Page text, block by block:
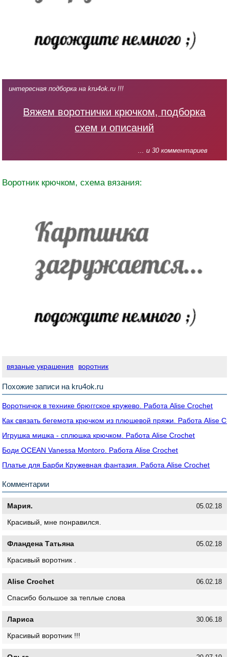
интересная подборка на kru4ok.ru !!!
Вяжем воротнички крючком, подборка
схем и описаний
... и 30 комментариев
Воротник крючком, схема вязания:
вязаные украшения воротник
Похожие записи на kru4ok.ru
Воротничок в технике брюггское кружево. Работа Alise Crochet
Как связать бегемота крючком из плюшевой пряжи. Работа Alise
Игрушка мишка - сплюшка крючком. Работа Alise Crochet
Боди OCEAN Vanessa Montoro. Работа Alise Crochet
Платье для Барби Кружевная фантазия. Работа Alise Crochet
Комментарии
Мария. 05.02.18
Красивый, мне понравился.
Фландена Татьяна 05.02.18
Красивый воротник .
Alise Crochet 06.02.18
Спасибо большое за теплые слова
Лариса 30.06.18
Красивый воротник !!!